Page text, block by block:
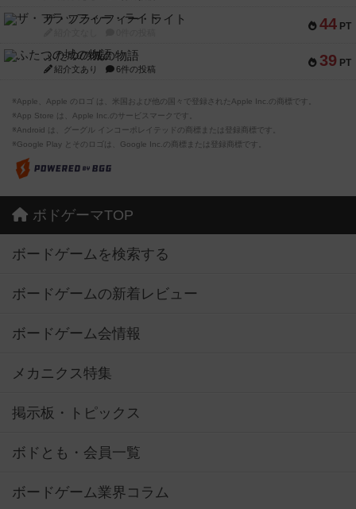
44 PT
ザ・フラッフィー・ライト
39 PT
ふたつの城の物語
紹介文あり 6件の投稿
※Apple、Apple のロゴ は、米国および他の国々で登録されたApple Inc.の商標です。
※App Store は、Apple Inc.のサービスマークです。
※Android は、グーグル インコーポレイテッドの商標または登録商標です。
※Google Play とそのロゴは、Google Inc.の商標または登録商標です。
ボドゲーマTOP
ボードゲームを検索する
ボードゲームの新着レビュー
ボードゲーム会情報
メカニクス特集
掲示板・トピックス
ボドとも・会員一覧
ボードゲーム業界コラム